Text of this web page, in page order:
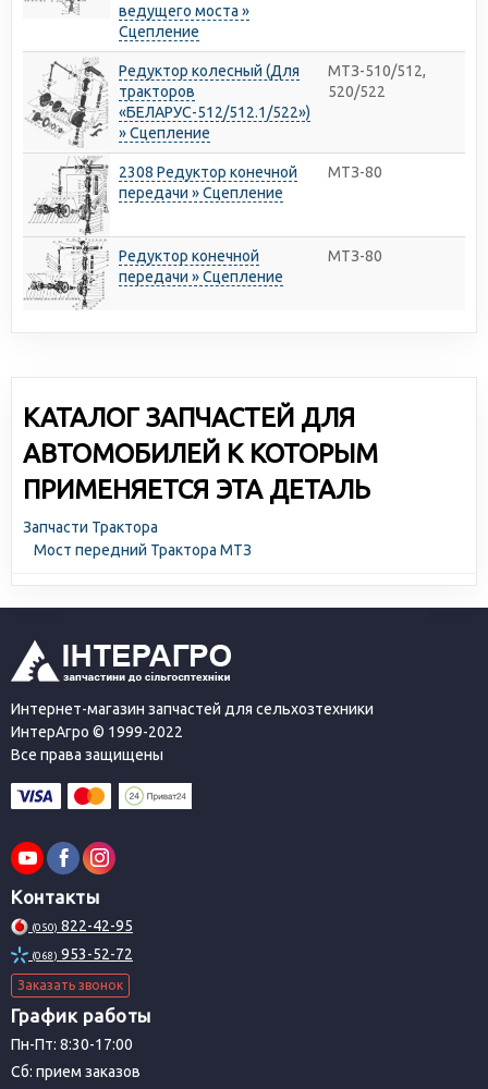
ведущего моста »
Сцепление
Редуктор колесный (Для
тракторов
«БЕЛАРУС-512/512.1/522»)
» Сцепление
МТЗ-510/512,
520/522
2308 Редуктор конечной
передачи » Сцепление
МТЗ-80
Редуктор конечной
передачи » Сцепление
МТЗ-80
КАТАЛОГ ЗАПЧАСТЕЙ ДЛЯ
АВТОМОБИЛЕЙ К КОТОРЫМ
ПРИМЕНЯЕТСЯ ЭТА ДЕТАЛЬ
Запчасти Трактора
Мост передний Трактора МТЗ
Интернет-магазин запчастей для сельхозтехники
ИнтерАгро © 1999-2022
Все права защищены
Контакты
(050) 822-42-95
(068) 953-52-72
Заказать звонок
График работы
Пн-Пт: 8:30-17:00
Сб: прием заказов